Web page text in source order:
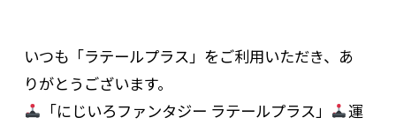
いつも「ラテールプラス」をご利用いただき、あ
りがとうございます。
「にじいろファンタジー ラテールプラス」
運